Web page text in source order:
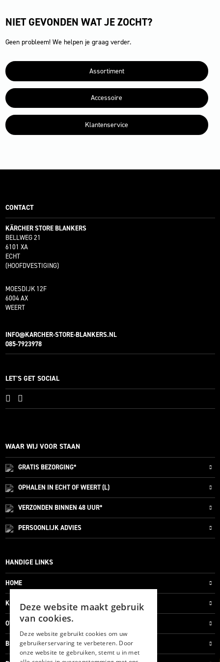
NIET GEVONDEN WAT JE ZOCHT?
Geen probleem! We helpen je graag verder.
Assortiment
Accessoire
Klantenservice
CONTACT
KÄRCHER STORE BLANKERS
BELLWEG 21
6101 XA
ECHT
(HOOFDVESTIGING)
MOESDIJK 12F
6004 AX
WEERT
INFO@KARCHER-STORE-BLANKERS.NL
085-7923978
LET'S GET SOCIAL
WAAR WIJ VOOR STAAN
GRATISBEZORGING*
OPHALEN IN ECHT OF WEERT (L)
VERZONDEN BINNEN 48 UUR*
PERSOONLIJKADVIES
HANDIGE LINKS
HOME
KLANTENSERVICE
OVER ONS
BLOG
Deze website maakt gebruik
van cookies.
Deze website gebruikt cookies om uw
gebruikerservaring te verbeteren. Door
onze website te gebruiken, stemt u in met